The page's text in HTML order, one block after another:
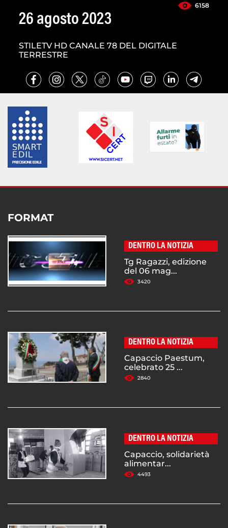
6158
26 agosto 2023
STILETV HD CANALE 78 DEL DIGITALE
TERRESTRE
FORMAT
DENTRO LA NOTIZIA
Tg Ragazzi, edizione
del 06 mag...
3420
DENTRO LA NOTIZIA
Capaccio Paestum,
celebrato 25 ...
2840
DENTRO LA NOTIZIA
Capaccio, solidarietà
alimentar...
4493